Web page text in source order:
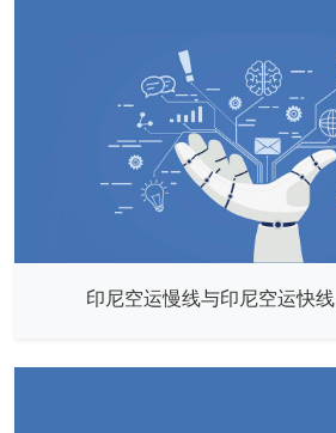
印尼空运慢线与印尼空运快